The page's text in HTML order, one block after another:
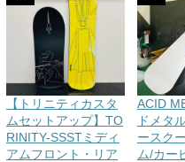
【トリニティカスタ
ムセットアップ】TO
RINITY-SSSTミディ
アムフロント・リア
ACID
ドメタ
ースク
ム/カー